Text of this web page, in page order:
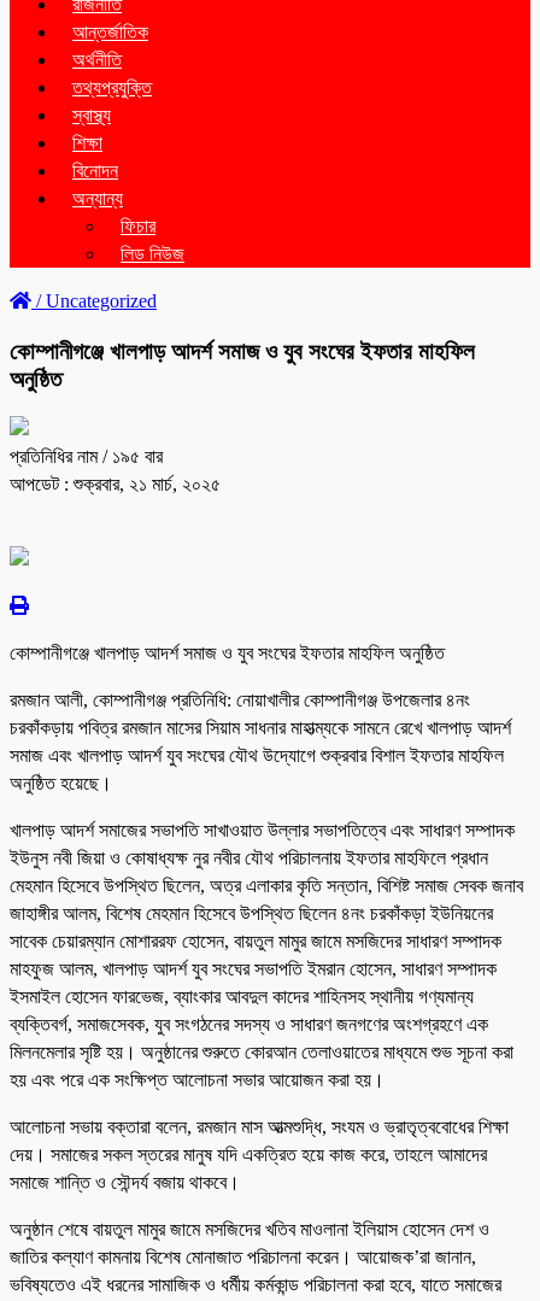
রাজনীতি
আন্তর্জাতিক
অর্থনীতি
তথ্যপ্রযুক্তি
স্বাস্থ্য
শিক্ষা
বিনোদন
অন্যান্য
ফিচার
লিড নিউজ
/Uncategorized
কোম্পানীগঞ্জে খালপাড় আদর্শ সমাজ ও যুব সংঘের ইফতার মাহফিল
অনুষ্ঠিত
প্রতিনিধির নাম/ ১৯৫ বার
আপডেট : শুক্রবার, ২১ মার্চ, ২০২৫
কোম্পানীগঞ্জে খালপাড় আদর্শ সমাজ ও যুব সংঘের ইফতার মাহফিল অনুষ্ঠিত
রমজান আলী, কোম্পানীগঞ্জ প্রতিনিধি: নোয়াখালীর কোম্পানীগঞ্জ উপজেলার ৪নং
চরকাঁকড়ায় পবিত্র রমজান মাসের সিয়াম সাধনার মাহাত্ম্যকে সামনে রেখে খালপাড় আদর্শ
সমাজ এবং খালপাড় আদর্শ যুব সংঘের যৌথ উদ্যোগে শুক্রবার বিশাল ইফতার মাহফিল
অনুষ্ঠিত হয়েছে।
খালপাড় আদর্শ সমাজের সভাপতি সাখাওয়াত উল্লার সভাপতিত্বে এবং সাধারণ সম্পাদক
ইউনুস নবী জিয়া ও কোষাধ্যক্ষ নুর নবীর যৌথ পরিচালনায় ইফতার মাহফিলে প্রধান
মেহমান হিসেবে উপস্থিত ছিলেন, অত্র এলাকার কৃতি সন্তান, বিশিষ্ট সমাজ সেবক জনাব
জাহাঙ্গীর আলম, বিশেষ মেহমান হিসেবে উপস্থিত ছিলেন ৪নং চরকাঁকড়া ইউনিয়নের
সাবেক চেয়ারম্যান মোশাররফ হোসেন, বায়তুল মামুর জামে মসজিদের সাধারণ সম্পাদক
মাহফুজ আলম, খালপাড় আদর্শ যুব সংঘের সভাপতি ইমরান হোসেন, সাধারণ সম্পাদক
ইসমাইল হোসেন ফারভেজ, ব্যাংকার আবদুল কাদের শাহিনসহ স্থানীয় গণ্যমান্য
ব্যক্তিবর্গ, সমাজসেবক, যুব সংগঠনের সদস্য ও সাধারণ জনগণের অংশগ্রহণে এক
মিলনমেলার সৃষ্টি হয়। অনুষ্ঠানের শুরুতে কোরআন তেলাওয়াতের মাধ্যমে শুভ সূচনা করা
হয় এবং পরে এক সংক্ষিপ্ত আলোচনা সভার আয়োজন করা হয়।
আলোচনা সভায় বক্তারা বলেন, রমজান মাস আত্মশুদ্ধি, সংযম ও ভ্রাতৃত্ববোধের শিক্ষা
দেয়। সমাজের সকল স্তরের মানুষ যদি একত্রিত হয়ে কাজ করে, তাহলে আমাদের
সমাজে শান্তি ও সৌন্দর্য বজায় থাকবে।
অনুষ্ঠান শেষে বায়তুল মামুর জামে মসজিদের খতিব মাওলানা ইলিয়াস হোসেন দেশ ও
জাতির কল্যাণ কামনায় বিশেষ মোনাজাত পরিচালনা করেন। আয়োজক’রা জানান,
ভবিষ্যতেও এই ধরনের সামাজিক ও ধর্মীয় কর্মকান্ড পরিচালনা করা হবে, যাতে সমাজের